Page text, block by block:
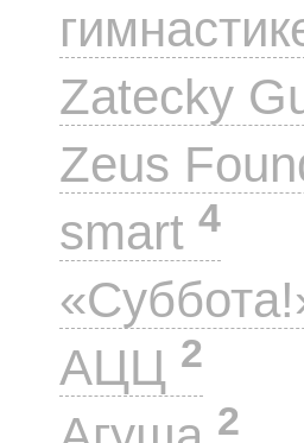
Zatecky
Zeus
smart 4
АЦЦ 2
2